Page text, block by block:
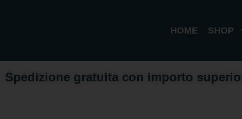
HOME SHOP
Spedizione gratuita con importo